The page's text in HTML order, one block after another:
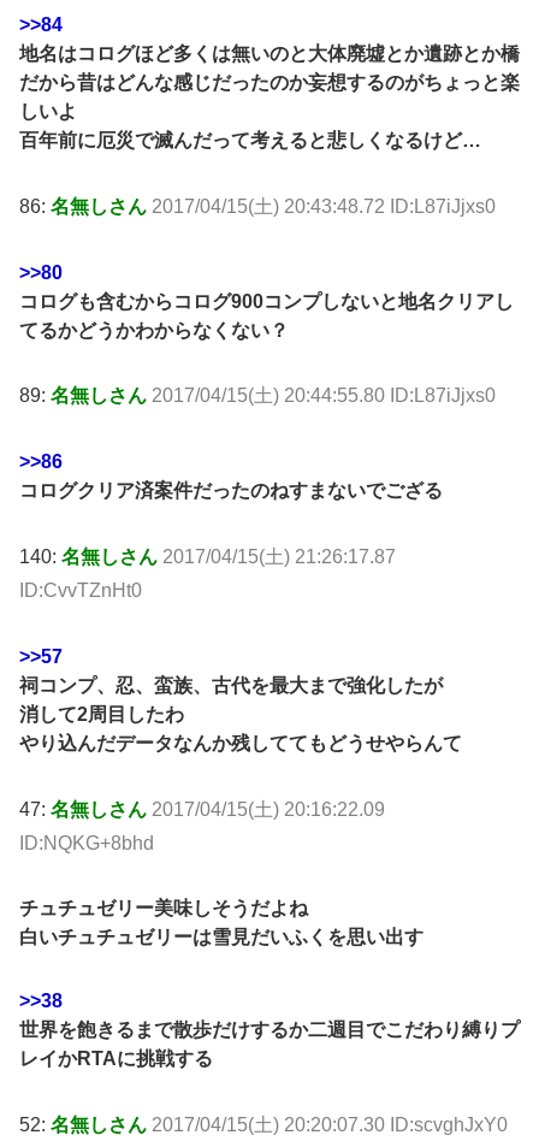
>>84
地名はコログほど多くは無いのと大体廃墟とか遺跡とか橋
だから昔はどんな感じだったのか妄想するのがちょっと楽
しいよ
百年前に厄災で滅んだって考えると悲しくなるけど…
86: 名無しさん 2017/04/15(土) 20:43:48.72 ID:L87iJjxs0
>>80
コログも含むからコログ900コンプしないと地名クリアし
てるかどうかわからなくない？
89: 名無しさん 2017/04/15(土) 20:44:55.80 ID:L87iJjxs0
>>86
コログクリア済案件だったのねすまないでござる
140: 名無しさん 2017/04/15(土) 21:26:17.87
ID:CvvTZnHt0
>>57
祠コンプ、忍、蛮族、古代を最大まで強化したが
消して2周目したわ
やり込んだデータなんか残しててもどうせやらんて
47: 名無しさん 2017/04/15(土) 20:16:22.09
ID:NQKG+8bhd
チュチュゼリー美味しそうだよね
白いチュチュゼリーは雪見だいふくを思い出す
>>38
世界を飽きるまで散歩だけするか二週目でこだわり縛りプ
レイかRTAに挑戦する
52: 名無しさん 2017/04/15(土) 20:20:07.30 ID:scvghJxY0